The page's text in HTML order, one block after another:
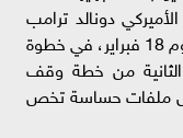
دونالد ترامب
ورئيس الوزراء الإسرائيلي بنيامين نتنياهو يوم 18 فبراير، في خطوة
من خطة وقف
ملفات حساسة تخص